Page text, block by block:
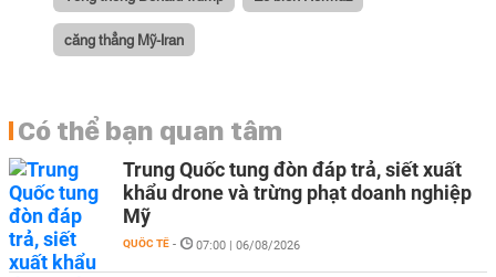
căng thẳng Mỹ-Iran
Có thể bạn quan tâm
Trung Quốc tung đòn đáp trả, siết xuất
khẩu drone và trừng phạt doanh nghiệp
Mỹ
QUỐC TẾ - 07:00 | 06/08/2026